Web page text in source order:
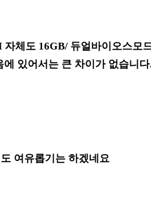
체도 16GB/ 듀얼바이오스모
있어서는 큰 차이가 없습니
여유롭기는 하겠네요